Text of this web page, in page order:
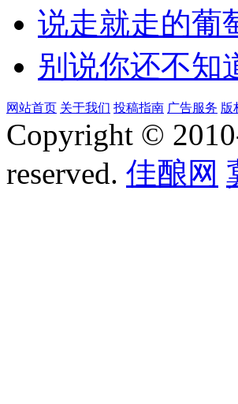
说走就走的葡
别说你还不知
网站首页 关于我们 投稿指南 广告服务 版
Copyright ©
reserved. 佳酿网